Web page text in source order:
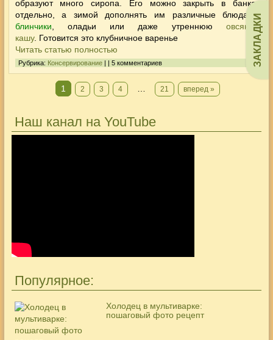
ЗАКЛАДКИ
образуют много сиропа. Его можно закрыть в банках
отдельно, а зимой дополнять им различные блюда –
блинчики , оладьи или даже утреннюю овсяную
кашу. Готовится это клубничное варенье
Читать статью полностью
Рубрика: Консервирование| | 5 комментариев
1 2 3 4 21 вперед »
Наш канал на YouTube
Популярное:
Холодец в мультиварке:
пошаговый фото рецепт